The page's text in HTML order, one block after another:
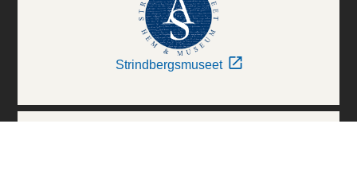
Strindbergsmuseet